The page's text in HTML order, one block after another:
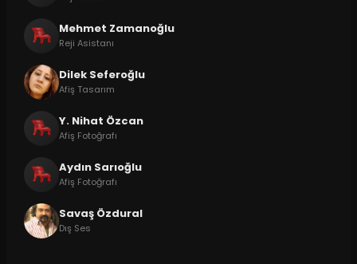
Mehmet Zamanoğlu
Reji Asistanı
Dilek Seferoğlu
Afiş Tasarım
Y. Nihat Özcan
Afiş Fotoğrafı
Aydın Sarıoğlu
Afiş Fotoğrafı
Savaş Özdural
Dış Ses